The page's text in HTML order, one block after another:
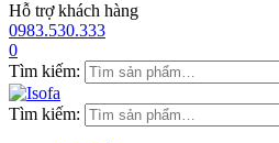
Hỗ trợ khách hàng
0983.530.333
0
Tìm kiếm:
Tìm kiếm: